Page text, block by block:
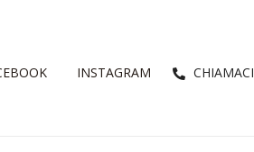
INSTAGRAM CHIAMACI